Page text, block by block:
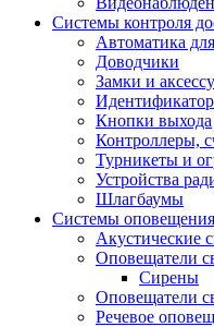
Системы контроля
Автоматика
Доводчики
Замки и
Кнопки выхода
Контроллеры,
Турникеты и
Устройства
Шлагбаумы
Системы оповещения
Акустические
Оповещатели
Сирены
Оповещатели
Речевое